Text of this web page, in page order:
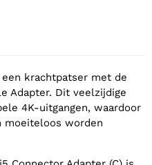
krachtpatser met de
Adapter. Dit veelzijdige
4K-uitgangen, waardoor
moeiteloos worden